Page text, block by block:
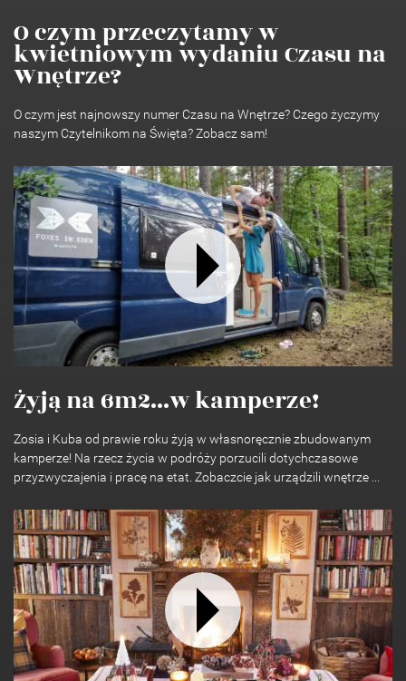
O czym przeczytamy w
kwietniowym wydaniu Czasu na
Wnętrze?
O czym jest najnowszy numer Czasu na Wnętrze? Czego życzymy
naszym Czytelnikom na Święta? Zobacz sam!
Żyją na 6m2...w kamperze!
Zosia i Kuba od prawie roku żyją w własnoręcznie zbudowanym
kamperze! Na rzecz życia w podróży porzucili dotychczasowe
przyzwyczajenia i pracę na etat. Zobaczcie jak urządzili wnętrze ...